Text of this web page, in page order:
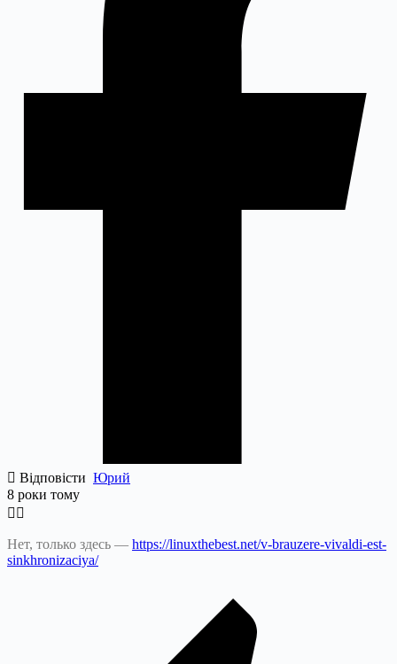
Відповісти Юрий
8 роки тому
Нет, только здесь — https://linuxthebest.net/v-brauzere-vivaldi-est-
sinkhronizaciya/